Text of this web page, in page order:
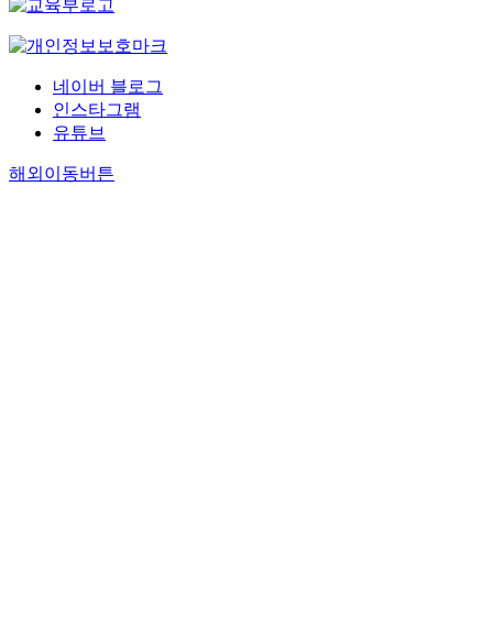
네이버 블로그
인스타그램
유튜브
해외이동버튼